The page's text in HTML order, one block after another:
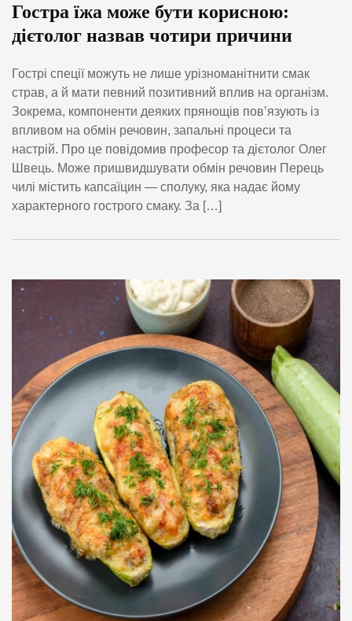
Гостра їжа може бути корисною:
дієтолог назвав чотири причини
Гострі спеції можуть не лише урізноманітнити смак
страв, а й мати певний позитивний вплив на організм.
Зокрема, компоненти деяких прянощів пов’язують із
впливом на обмін речовин, запальні процеси та
настрій. Про це повідомив професор та дієтолог Олег
Швець. Може пришвидшувати обмін речовин Перець
чилі містить капсаїцин — сполуку, яка надає йому
характерного гострого смаку. За […]